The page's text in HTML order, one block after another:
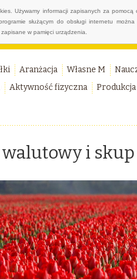
Używamy informacji zapisanych za
służącym do obsługi internetu
w pamięci urządzenia.
Aranżacja Własne M
Aktywność fizyczna
Produkcja
i skup